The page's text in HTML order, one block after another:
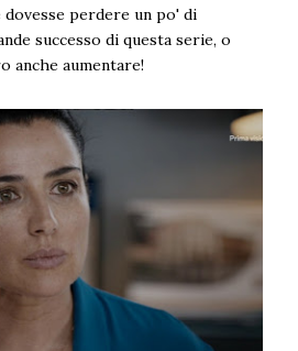
perdere un po' di
successo di questa serie, o
anche aumentare!